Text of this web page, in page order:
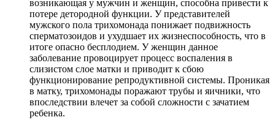
возникающая у мужчин и женщин, способна привести к
потере детородной функции. У представителей
мужского пола трихомонада понижает подвижность
сперматозоидов и ухудшает их жизнеспособность, что в
итоге опасно бесплодием. У женщин данное
заболевание провоцирует процесс воспаления в
слизистом слое матки и приводит к сбою
функционирование репродуктивной системы. Проникая
в матку, трихомонады поражают трубы и яичники, что
впоследствии влечет за собой сложности с зачатием
ребенка.